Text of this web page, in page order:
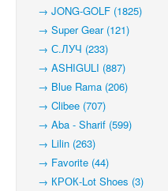
→ JONG-GOLF (1825)
→ Super Gear (121)
→ С.ЛУЧ (233)
→ ASHIGULI (887)
→ Blue Rama (206)
→ Clibee (707)
→ Aba - Sharif (599)
→ Lilin (263)
→ Favorite (44)
→ КРОК-Lot Shoes (3)